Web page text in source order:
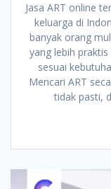
Jasa ART online
keluarga di
banyak orang
yang lebih
sesuai
Mencari ART
tidak pasti,